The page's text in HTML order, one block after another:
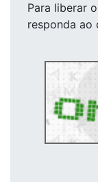
Para liberar
responda ao